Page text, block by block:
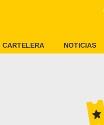
CARTELERA NOTICIAS